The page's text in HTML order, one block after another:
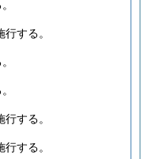
する。
する。
する。